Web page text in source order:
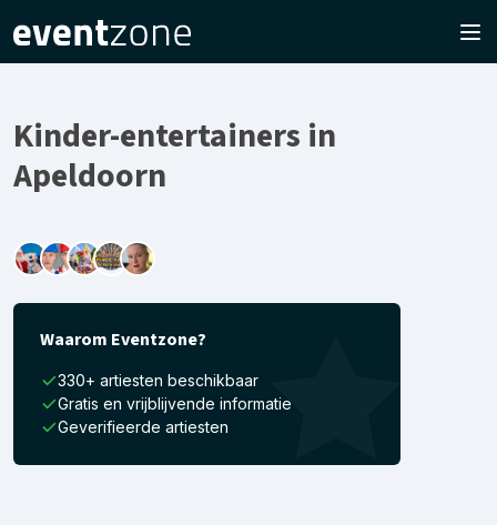
Kinder-entertainers in
Apeldoorn
Waarom Eventzone?
330+ artiesten beschikbaar
Gratis en vrijblijvende informatie
Geverifieerde artiesten